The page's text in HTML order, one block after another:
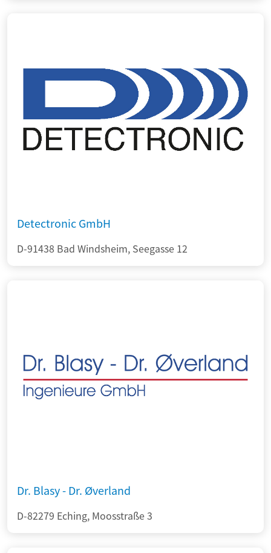
Detectronic GmbH
D-91438 Bad Windsheim, Seegasse 12
Dr. Blasy - Dr. Øverland
D-82279 Eching, Moosstraße 3